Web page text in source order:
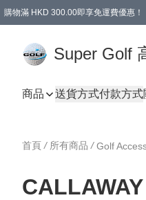
購物滿 HKD 300.00即享免運費優惠！
Super Golf
商品 送貨方式付款方式
首頁 / 所有商品 / Golf
CALLAWAY